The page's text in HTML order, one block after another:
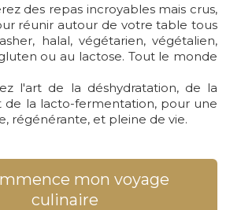
des repas incroyables mais crus,
réunir autour de votre table tous
halal, végétarien, végétalien,
ou au lactose. Tout le monde
l'art de la déshydratation, de la
de la lacto-fermentation, pour une
régénérante, et pleine de vie.
mon voyage
culinaire